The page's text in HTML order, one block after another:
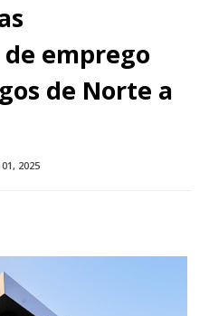
emprego
de Norte a
2025